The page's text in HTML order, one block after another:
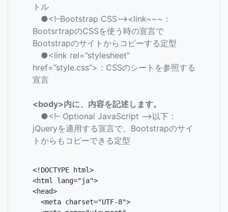
トル
●<!–Bootstrap CSS–><link~~~：
BootsrtrapのCSSを使う時の宣言で
Bootstrapのサイトからコピーする定型
●<link rel=”stylesheet”
href=”style.css”>：CSSのシートを参照する
宣言
<body>内に、内容を記述します。
●<!– Optional JavaScript –>以下：
jQueryを適用する宣言で、Bootstrapのサイ
トからもコピーできる定型
<!DOCTYPE html>
<html lang="ja">
<head>